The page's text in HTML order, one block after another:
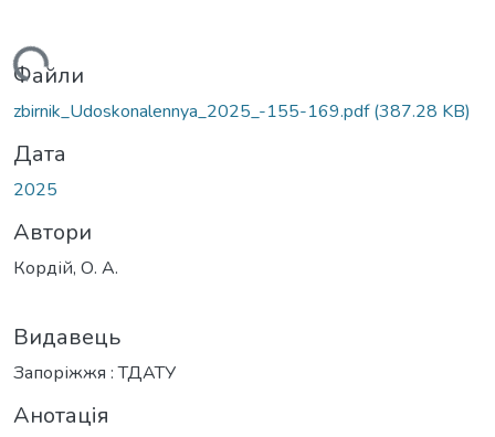
Файли
zbirnik_Udoskonalennya_2025_-155-169.pdf(387.28 KB)
Дата
2025
Автори
Кордій, О. А.
Видавець
Запоріжжя : ТДАТУ
Анотація